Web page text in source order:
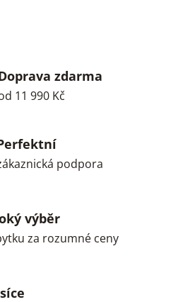
zdarma
11 990 Kč
podpora
výběr
za rozumné ceny